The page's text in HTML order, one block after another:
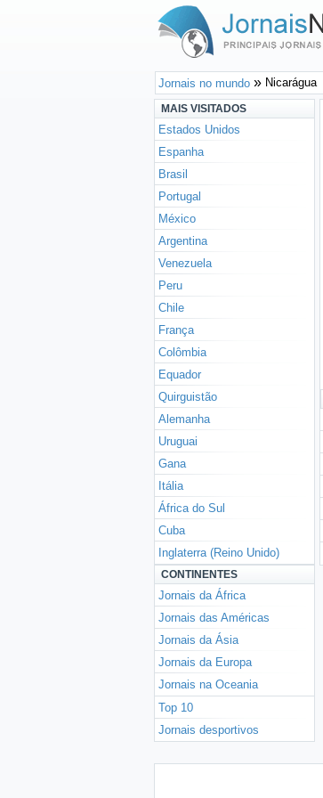
Jornais no mundo Nicarágua
MAIS VISITADOS
Estados Unidos
Espanha
Brasil
Portugal
México
Argentina
Venezuela
Peru
Chile
França
Colômbia
Equador
Quirguistão
Alemanha
Uruguai
Gana
Itália
África do Sul
Cuba
Inglaterra (Reino Unido)
CONTINENTES
Jornais da África
Jornais das Américas
Jornais da Ásia
Jornais da Europa
Jornais na Oceania
Top 10
Jornais desportivos